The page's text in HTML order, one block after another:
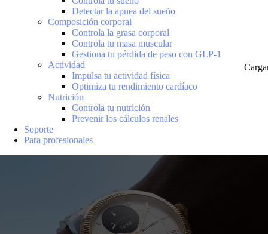
Detectar la apnea del sueño
Composición corporal
Controla la grasa corporal
Controla tu masa muscular
Gestiona tu pérdida de peso con GLP-1
Actividad
Impulsa tu actividad física
Optimiza tu rendimiento cardíaco
Nutrición
Controla tu nutrición
Prevenir los cálculos renales
Soporte
Para profesionales